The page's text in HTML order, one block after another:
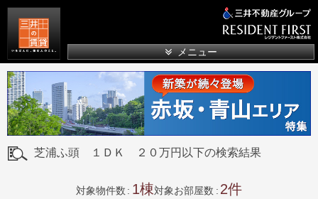
メニュー
芝浦ふ頭 １ＤＫ ２０万円以下の検索結果
対象物件数 1 対象お部屋数 2